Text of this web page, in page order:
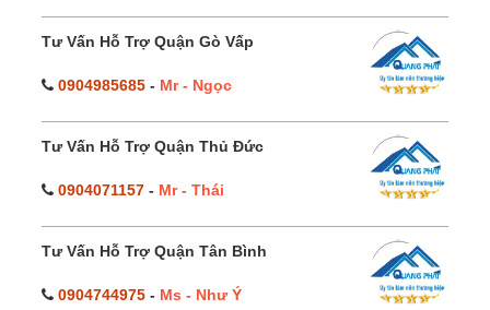
Tư Vấn Hỗ Trợ Quận Gò Vấp
0904985685 - Mr - Ngọc
Tư Vấn Hỗ Trợ Quận Thủ Đức
0904071157 - Mr - Thái
Tư Vấn Hỗ Trợ Quận Tân Bình
0904744975 - Ms - Như Ý